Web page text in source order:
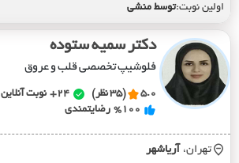
اولین نوبت:توسط منشی
دکتر سمیه ستوده
فلوشیپ تخصصی قلب و عروق
5.0 (35 نظر) 24+
نوبت آنلاین
%100 رضایتمندی
تهران، آرياشهر